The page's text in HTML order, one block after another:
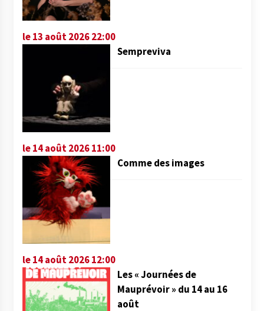
le 13 août 2026 22:00
Sempreviva
le 14 août 2026 11:00
Comme des images
le 14 août 2026 12:00
Les « Journées de
Mauprévoir » du 14 au 16
août